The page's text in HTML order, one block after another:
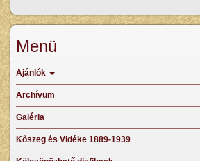
Menü
Ajánlók
Archívum
Galéria
Kőszeg és Vidéke 1889-1939